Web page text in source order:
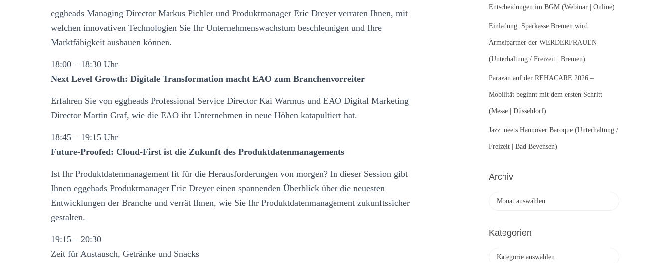
eggheads Managing Director Markus Pichler und Produktmanager Eric Dreyer verraten Ihnen, mit
welchen innovativen Technologien Sie Ihr Unternehmenswachstum beschleunigen und Ihre
Marktfähigkeit ausbauen können.
18:00 – 18:30 Uhr
Next Level Growth: Digitale Transformation macht EAO zum Branchenvorreiter
Erfahren Sie von eggheads Professional Service Director Kai Warmus und EAO Digital Marketing
Director Martin Graf, wie die EAO ihr Unternehmen in neue Höhen katapultiert hat.
18:45 – 19:15 Uhr
Future-Proofed: Cloud-First ist die Zukunft des Produktdatenmanagements
Ist Ihr Produktdatenmanagement fit für die Herausforderungen von morgen? In dieser Session gibt
Ihnen eggehads Produktmanager Eric Dreyer einen spannenden Überblick über die neuesten
Entwicklungen der Branche und verrät Ihnen, wie Sie Ihr Produktdatenmanagement zukunftssicher
gestalten.
19:15 – 20:30
Zeit für Austausch, Getränke und Snacks
Entscheidungen im BGM (Webinar | Online)
Einladung: Sparkasse Bremen wird
Ärmelpartner der WERDERFRAUEN
(Unterhaltung / Freizeit | Bremen)
Paravan auf der REHACARE 2026 –
Mobilität beginnt mit dem ersten Schritt
(Messe | Düsseldorf)
Jazz meets Hannover Baroque (Unterhaltung /
Freizeit | Bad Bevensen)
Archiv
h
Kategorien